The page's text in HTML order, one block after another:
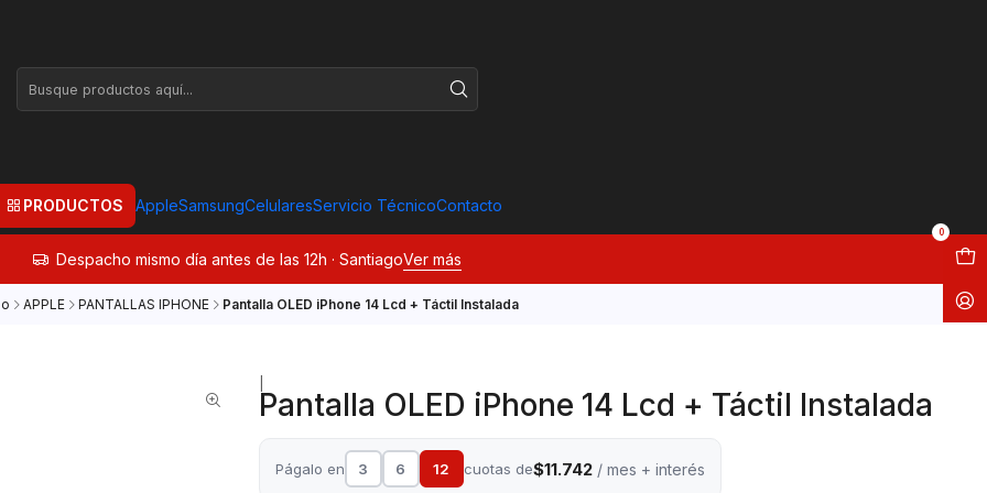
PRODUCTOS AppleSamsungCelularesServicio TécnicoContacto
0
Despacho mismo día antes de las 12h · SantiagoVer más
APPLE PANTALLAS IPHONE Pantalla OLED iPhone 14 Lcd + Táctil Instalada
Pantalla OLED iPhone 14 Lcd + Táctil Instalada
Págalo en 3 6 12 cuotas de$11.742/ mes + interés